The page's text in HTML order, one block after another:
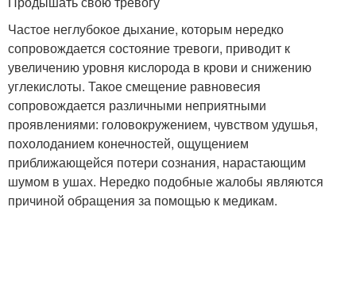
Частое неглубокое дыхание, которым нередко
сопровождается состояние тревоги, приводит к
увеличению уровня кислорода в крови и снижению
углекислоты. Такое смещение равновесия
сопровождается различными неприятными
проявлениями: головокружением, чувством удушья,
похолоданием конечностей, ощущением
приближающейся потери сознания, нарастающим
шумом в ушах. Нередко подобные жалобы являются
причиной обращения за помощью к медикам.